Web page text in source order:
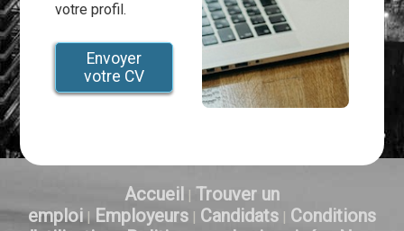
votre profil.
Envoyer
votre CV
Accueil | Trouver un
emploi| Employeurs | Candidats | Conditions